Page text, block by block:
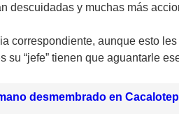
descuidadas y muchas más
aunque esto
“jefe” tienen que aguantarle
desmembrado en